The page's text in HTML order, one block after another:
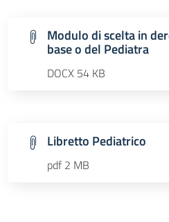
Modulo di scelta in
base o del Pediatra
DOCX 54 KB
Libretto Pediatrico
pdf 2 MB